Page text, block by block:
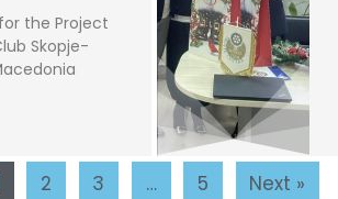
the Project
Skopje-
2 3 … 5 Next »